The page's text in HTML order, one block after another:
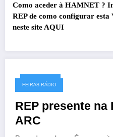
Como aceder à HAMNET ?
REP de como configurar esta
neste site AQUI
04/12/2017
FEIRAS RÁDIO
REP presente na
ARC